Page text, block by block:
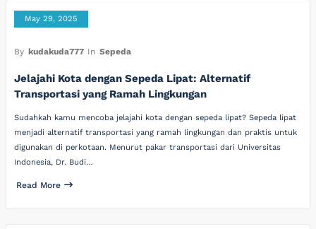
May 29, 2025
By kudakuda777 In Sepeda
Jelajahi Kota dengan Sepeda Lipat: Alternatif
Transportasi yang Ramah Lingkungan
Sudahkah kamu mencoba jelajahi kota dengan sepeda lipat? Sepeda lipat
menjadi alternatif transportasi yang ramah lingkungan dan praktis untuk
digunakan di perkotaan. Menurut pakar transportasi dari Universitas
Indonesia, Dr. Budi…
Read More